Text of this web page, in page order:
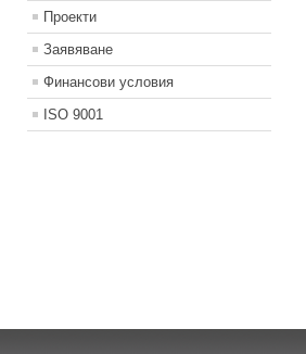
Проекти
Заявяване
Финансови условия
ISO 9001